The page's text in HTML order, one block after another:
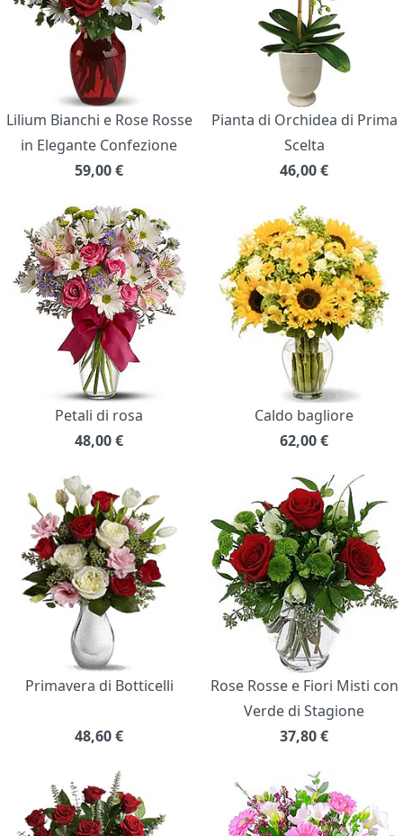
Lilium Bianchi e Rose Rosse
in Elegante Confezione
59,00€
Pianta di Orchidea di Prima
Scelta
46,00€
Petali di rosa
48,00€
Caldo bagliore
62,00€
Primavera di Botticelli
48,60€
Rose Rosse e Fiori Misti con
Verde di Stagione
37,80€